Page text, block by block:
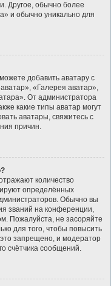
Другое, обычно более
и обычно уникально для
добавить аватару с
«Галерея аватар»,
От администратора
какие типы аватар могут
аватары, свяжитесь с
причин.
количество
определённых
Обычно вы
званий на конференции,
Пожалуйста, не засоряйте
для того, чтобы повысить
запрещено, и модератор
счётчика сообщений.